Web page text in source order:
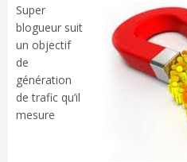
Super
blogueur suit
un objectif
de
génération
de trafic qu’il
mesure